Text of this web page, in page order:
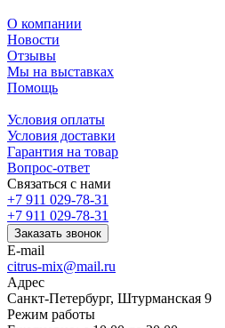
О компании
Новости
Отзывы
Мы на выставках
Помощь
Условия оплаты
Условия доставки
Гарантия на товар
Вопрос-ответ
Связаться с нами
+7 911 029-78-31
+7 911 029-78-31
Заказать звонок
E-mail
citrus-mix@mail.ru
Адрес
Санкт-Петербург, Штурманская 9
Режим работы